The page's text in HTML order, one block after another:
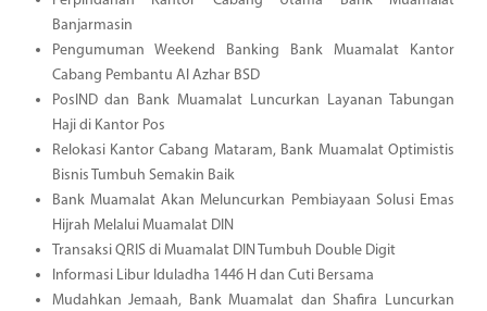
Banjarmasin
Pengumuman Weekend Banking Bank Muamalat Kantor
Cabang Pembantu Al Azhar BSD
PosIND dan Bank Muamalat Luncurkan Layanan Tabungan
Haji di Kantor Pos
Relokasi Kantor Cabang Mataram, Bank Muamalat Optimistis
Bisnis Tumbuh Semakin Baik
Bank Muamalat Akan Meluncurkan Pembiayaan Solusi Emas
Hijrah Melalui Muamalat DIN
Transaksi QRIS di Muamalat DIN Tumbuh Double Digit
Informasi Libur Iduladha 1446 H dan Cuti Bersama
Mudahkan Jemaah, Bank Muamalat dan Shafira Luncurkan